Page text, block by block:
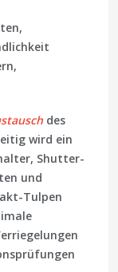
des
wird ein
Shutter-
und
Tulpen